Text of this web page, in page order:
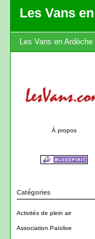
Les Vans
Les Vans en
À propos
Catégories
Activités de plein air
Association Païolive